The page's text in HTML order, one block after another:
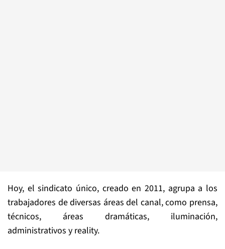
Hoy, el sindicato único, creado en 2011, agrupa a los
trabajadores de diversas áreas del canal, como prensa,
técnicos, áreas dramáticas, iluminación,
administrativos y reality.